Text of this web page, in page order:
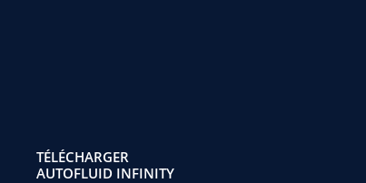
TÉLÉCHARGER
AUTOFLUID INFINITY